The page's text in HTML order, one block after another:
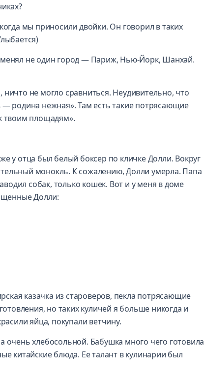
мы приносили двойки. Он говорил в таких
не один город — Париж, Нью-Йорк, Шанхай.
не могло сравниться. Неудивительно, что
— родина нежная». Там есть такие потрясающие
твоим площадям».
отца был белый боксер по кличке Долли. Вокруг
монокль. К сожалению, Долли умерла. Папа
собак, только кошек. Вот и у меня в доме
Долли:
казачка из староверов, пекла потрясающие
но таких куличей я больше никогда и
яйца, покупали ветчину.
хлебосольной. Бабушка много чего готовила
китайские блюда. Ее талант в кулинарии был